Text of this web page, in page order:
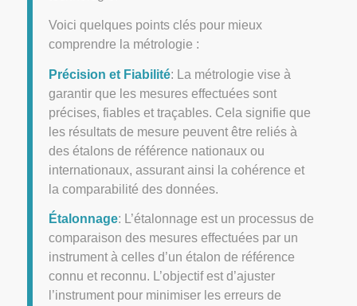
Voici quelques points clés pour mieux
comprendre la métrologie :
Précision et Fiabilité: La métrologie vise à
garantir que les mesures effectuées sont
précises, fiables et traçables. Cela signifie que
les résultats de mesure peuvent être reliés à
des étalons de référence nationaux ou
internationaux, assurant ainsi la cohérence et
la comparabilité des données.
Étalonnage: L’étalonnage est un processus de
comparaison des mesures effectuées par un
instrument à celles d’un étalon de référence
connu et reconnu. L’objectif est d’ajuster
l’instrument pour minimiser les erreurs de